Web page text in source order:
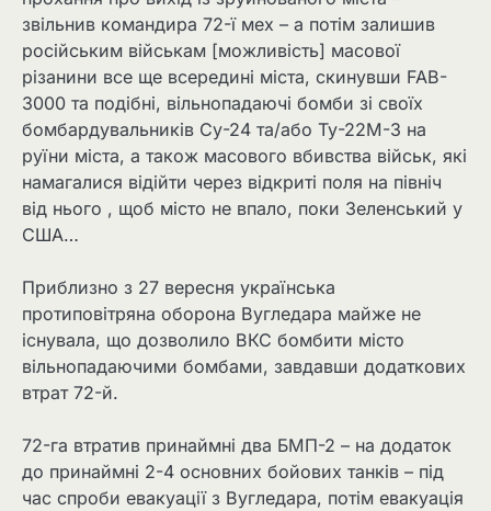
звільнив командира 72-ї мех – а потім залишив
російським військам [можливість] масової
різанини все ще всередині міста, скинувши FAB-
3000 та подібні, вільнопадаючі бомби зі своїх
бомбардувальників Су-24 та/або Ту-22М-3 на
руїни міста, а також масового вбивства військ, які
намагалися відійти через відкриті поля на північ
від нього , щоб місто не впало, поки Зеленський у
США…
Приблизно з 27 вересня українська
протиповітряна оборона Вугледара майже не
існувала, що дозволило ВКС бомбити місто
вільнопадаючими бомбами, завдавши додаткових
втрат 72-й.
72-га втратив принаймні два БМП-2 – на додаток
до принаймні 2-4 основних бойових танків – під
час спроби евакуації з Вугледара, потім евакуація